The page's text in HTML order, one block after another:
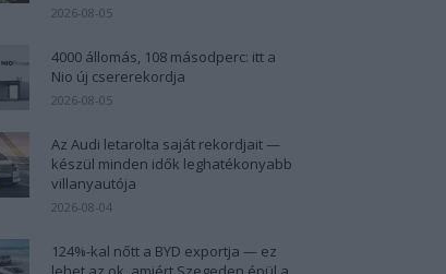
2026-08-05
4000 állomás, 108 másodperc: itt a
Nio új csererekordja
2026-08-05
Az Audi letarolta saját rekordjait —
készül minden idők leghatékonyabb
villanyautója
2026-08-04
124%-kal nőtt a BYD exportja — ez